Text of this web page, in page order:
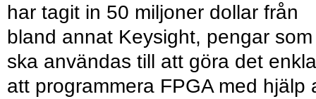
har tagit in 50 miljoner dollar från
bland annat Keysight, pengar som
ska användas till att göra det
att programmera FPGA med hjälp